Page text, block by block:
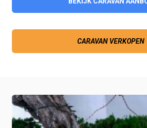
CARAVAN VERKOPEN